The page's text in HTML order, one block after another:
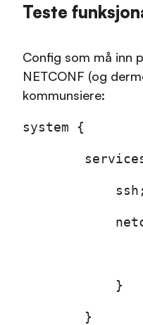
Teste
Config som må inn
NETCONF (og
kommunsiere:
system {
ssh;
}
}